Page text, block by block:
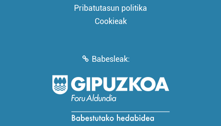
Pribatutasun politika
Cookieak
Babesleak: